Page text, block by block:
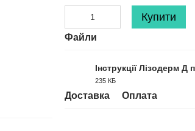
Купити
Файли
Інструкції Лізодерм Д
235 КБ
Доставка Оплата